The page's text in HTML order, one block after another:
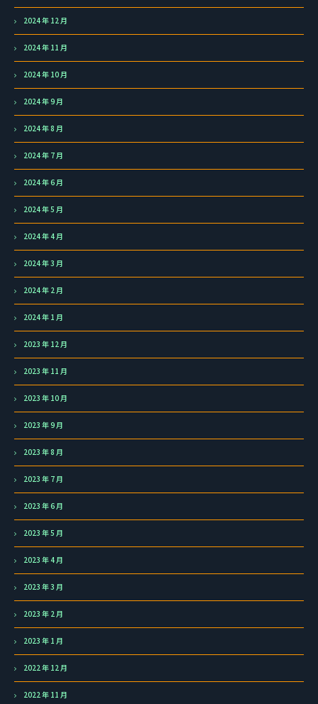
2024 年 12 月
2024 年 11 月
2024 年 10 月
2024 年 9 月
2024 年 8 月
2024 年 7 月
2024 年 6 月
2024 年 5 月
2024 年 4 月
2024 年 3 月
2024 年 2 月
2024 年 1 月
2023 年 12 月
2023 年 11 月
2023 年 10 月
2023 年 9 月
2023 年 8 月
2023 年 7 月
2023 年 6 月
2023 年 5 月
2023 年 4 月
2023 年 3 月
2023 年 2 月
2023 年 1 月
2022 年 12 月
2022 年 11 月